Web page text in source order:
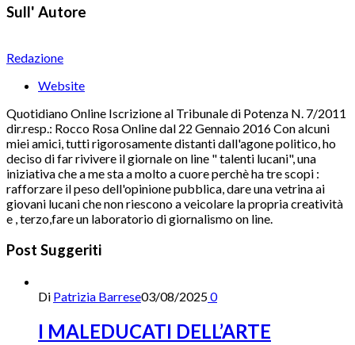
Sull' Autore
Redazione
Website
Quotidiano Online Iscrizione al Tribunale di Potenza N. 7/2011
dir.resp.: Rocco Rosa Online dal 22 Gennaio 2016 Con alcuni
miei amici, tutti rigorosamente distanti dall'agone politico, ho
deciso di far rivivere il giornale on line " talenti lucani", una
iniziativa che a me sta a molto a cuore perchè ha tre scopi :
rafforzare il peso dell'opinione pubblica, dare una vetrina ai
giovani lucani che non riescono a veicolare la propria creatività
e , terzo,fare un laboratorio di giornalismo on line.
Post Suggeriti
Di Patrizia Barrese03/08/20250
I MALEDUCATI DELL’ARTE